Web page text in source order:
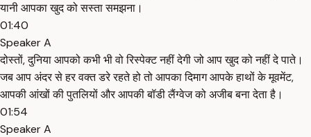
यानी आपका खुद को सस्ता समझना।
01:40
Speaker A
दोस्तों, दुनिया आपको कभी भी वो रिस्पेक्ट नहीं देगी जो आप खुद को नहीं दे पाते।
जब आप अंदर से हर वक्त डरे रहते हो तो आपका दिमाग आपके हाथों के मूवमेंट,
आपकी आंखों की पुतलियों और आपकी बॉडी लैंग्वेज को अजीब बना देता है।
01:54
Speaker A